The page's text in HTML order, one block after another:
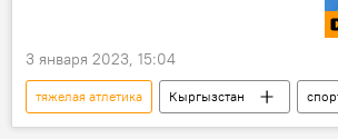
3 января 2023, 15:04
тяжелая атлетика Кыргызстан
Эмиль Молдодосов
серебро